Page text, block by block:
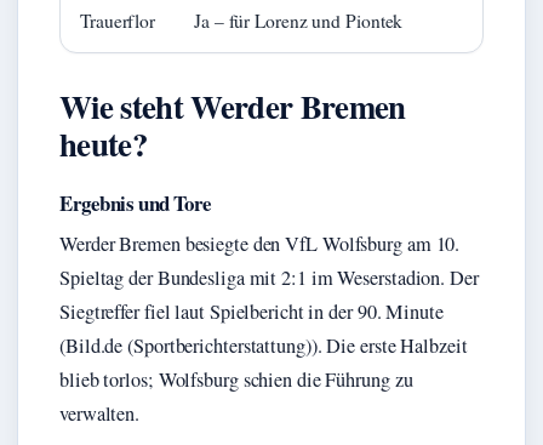
Trauerflor Ja – für Lorenz und Piontek
Wie steht Werder Bremen
heute?
Ergebnis und Tore
Werder Bremen besiegte den VfL Wolfsburg am 10.
Spieltag der Bundesliga mit 2:1 im Weserstadion. Der
Siegtreffer fiel laut Spielbericht in der 90. Minute
(Bild.de (Sportberichterstattung)). Die erste Halbzeit
blieb torlos; Wolfsburg schien die Führung zu
verwalten.